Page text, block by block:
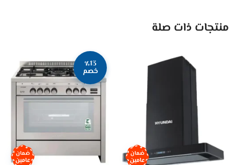
منتجات ذات صلة
ضمان
عامين
٪13
خصم
ضمان
عامين